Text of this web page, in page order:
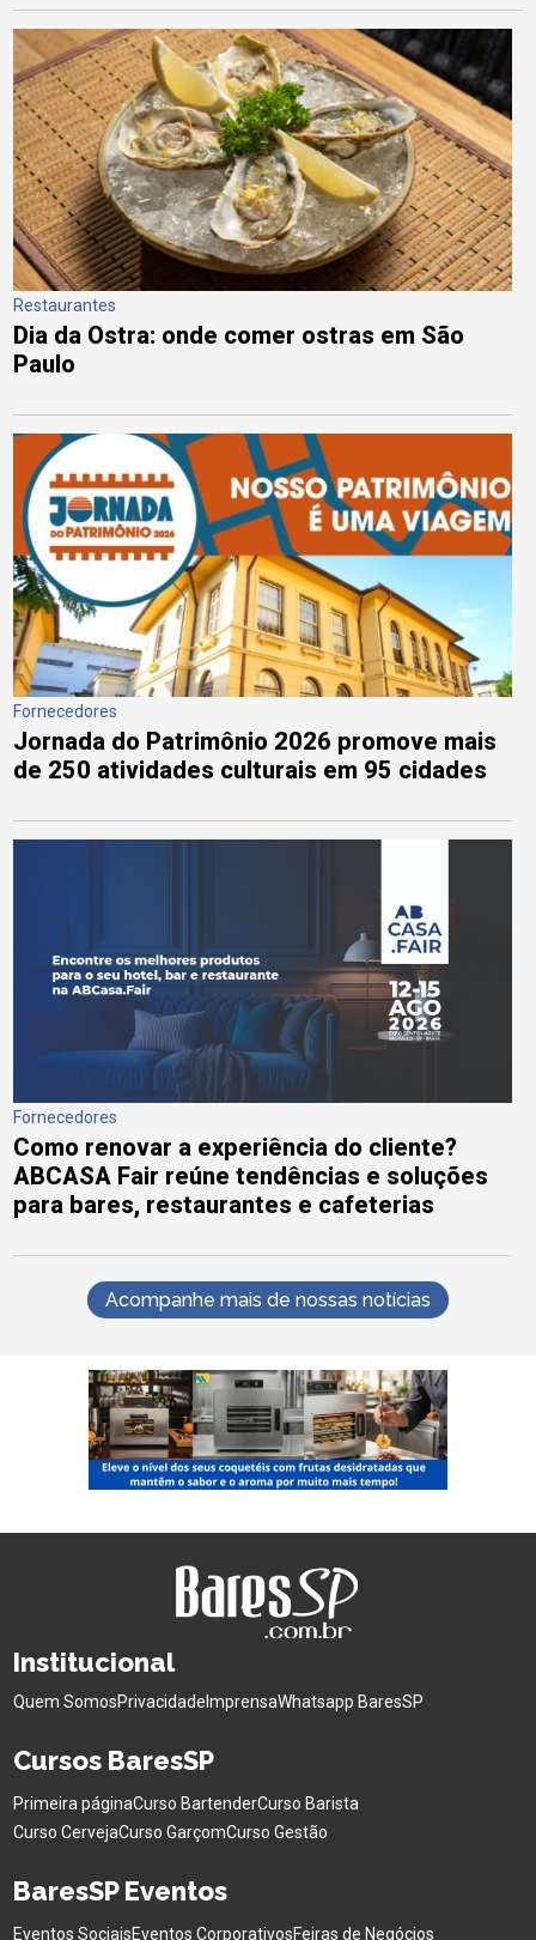
Restaurantes
Dia da Ostra: onde comer ostras em São
Paulo
Fornecedores
Jornada do Patrimônio 2026 promove mais
de 250 atividades culturais em 95 cidades
Fornecedores
Como renovar a experiência do cliente?
ABCASA Fair reúne tendências e soluções
para bares, restaurantes e cafeterias
Acompanhe mais de nossas notícias
Institucional
Quem SomosPrivacidade ImprensaWhatsapp BaresSP
Cursos BaresSP
Primeira páginaCurso BartenderCurso Barista
Curso CervejaCurso GarçomCurso Gestão
BaresSP Eventos
Eventos SociaisEventos CorporativosFeiras de Negócios